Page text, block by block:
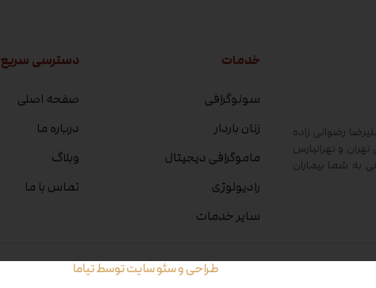
رضوانی زاده
و تهرانپارس
به شما بیماران
خدمات
سونوگرافی
زنان باردار
ماموگرافی دیجیتال
رادیولوژی
سایر خدمات
دسترسی سریع
صفحه اصلی
درباره ما
وبلاگ
تماس با ما
طراحی و سئو سایت توسط تیاما